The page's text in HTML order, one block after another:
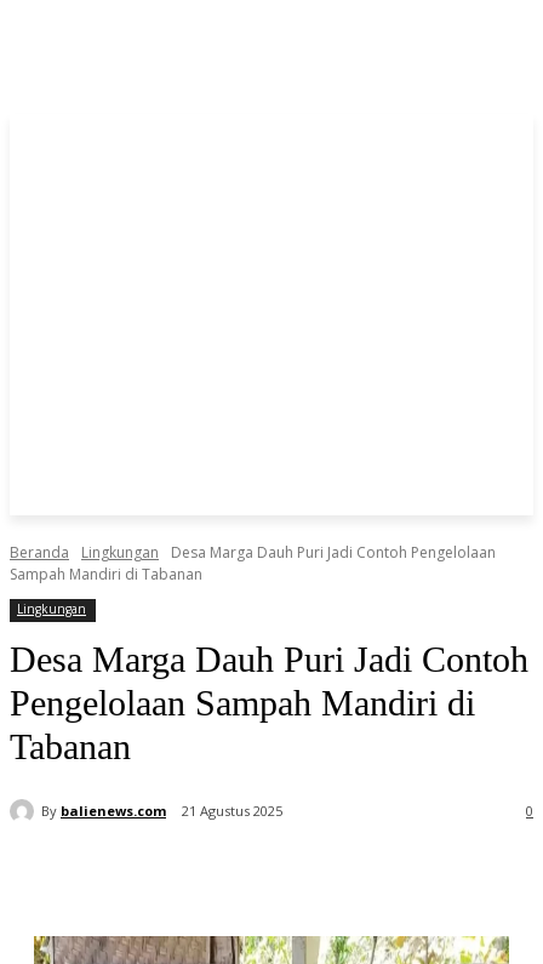
Beranda Lingkungan
Desa Marga Dauh Puri Jadi Contoh Pengelolaan
Sampah Mandiri di Tabanan
Lingkungan
Desa Marga Dauh Puri Jadi Contoh
Pengelolaan Sampah Mandiri di
Tabanan
By balienews.com 21 Agustus 2025 0